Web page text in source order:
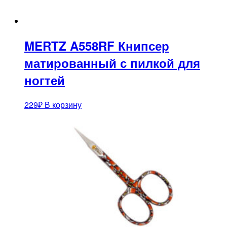
MERTZ A558RF Книпсер
матированный с пилкой для
ногтей
229₽ В корзину